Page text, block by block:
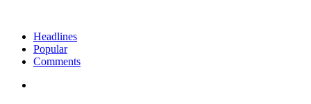
Headlines
Popular
Comments